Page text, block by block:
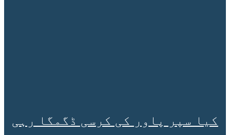
کیا سپر پاور کی کرسی ڈگمگا رہی